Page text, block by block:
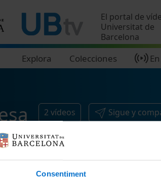
Consentiment
El portal de
Universitat de
Barcelona
Explora Colecciones
2 vídeos Sigue y